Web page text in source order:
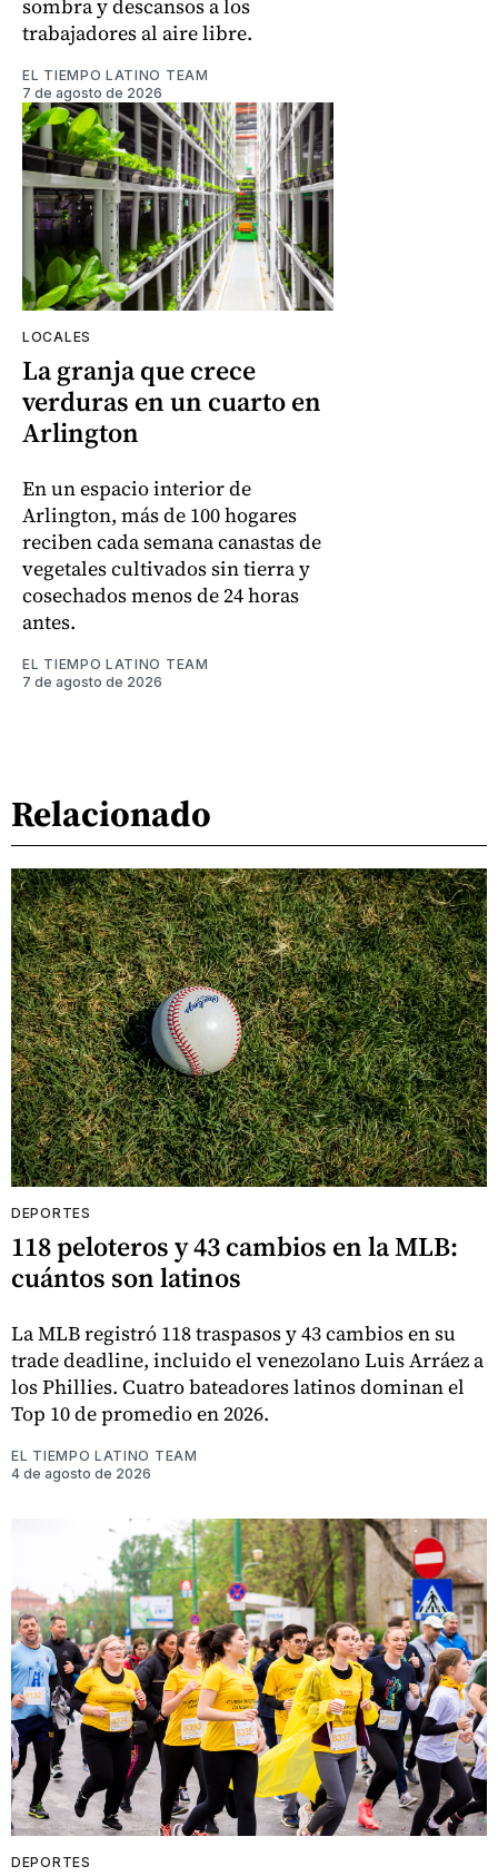
sombra y descansos a los
trabajadores al aire libre.
EL TIEMPO LATINO TEAM
7 de agosto de 2026
LOCALES
La granja que crece
verduras en un cuarto en
Arlington
En un espacio interior de
Arlington, más de 100 hogares
reciben cada semana canastas de
vegetales cultivados sin tierra y
cosechados menos de 24 horas
antes.
EL TIEMPO LATINO TEAM
7 de agosto de 2026
Relacionado
DEPORTES
118 peloteros y 43 cambios en la MLB:
cuántos son latinos
La MLB registró 118 traspasos y 43 cambios en su
trade deadline, incluido el venezolano Luis Arráez a
los Phillies. Cuatro bateadores latinos dominan el
Top 10 de promedio en 2026.
EL TIEMPO LATINO TEAM
4 de agosto de 2026
DEPORTES